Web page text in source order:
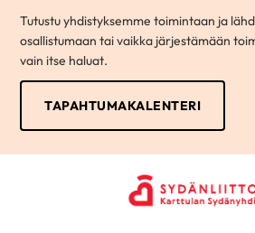
Tutustu yhdistyksemme toimintaan ja
osallistumaan tai vaikka järjestämään
vain itse haluat.
TAPAHTUMAKALENTERI